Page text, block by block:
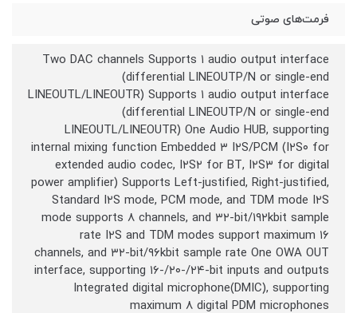
فرمت‌های صوتی
Two DAC channels Supports ۱ audio output interface
(differential LINEOUTP/N or single-end
LINEOUTL/LINEOUTR) Supports ۱ audio output interface
(differential LINEOUTP/N or single-end
LINEOUTL/LINEOUTR) One Audio HUB, supporting
internal mixing function Embedded ۳ I۲S/PCM (I۲S۰ for
extended audio codec, I۲S۲ for BT, I۲S۳ for digital
power amplifier) Supports Left-justified, Right-justified,
Standard I۲S mode, PCM mode, and TDM mode I۲S
mode supports ۸ channels, and ۳۲-bit/۱۹۲kbit sample
rate I۲S and TDM modes support maximum ۱۶
channels, and ۳۲-bit/۹۶kbit sample rate One OWA OUT
interface, supporting ۱۶-/۲۰-/۲۴-bit inputs and outputs
Integrated digital microphone(DMIC), supporting
maximum ۸ digital PDM microphones